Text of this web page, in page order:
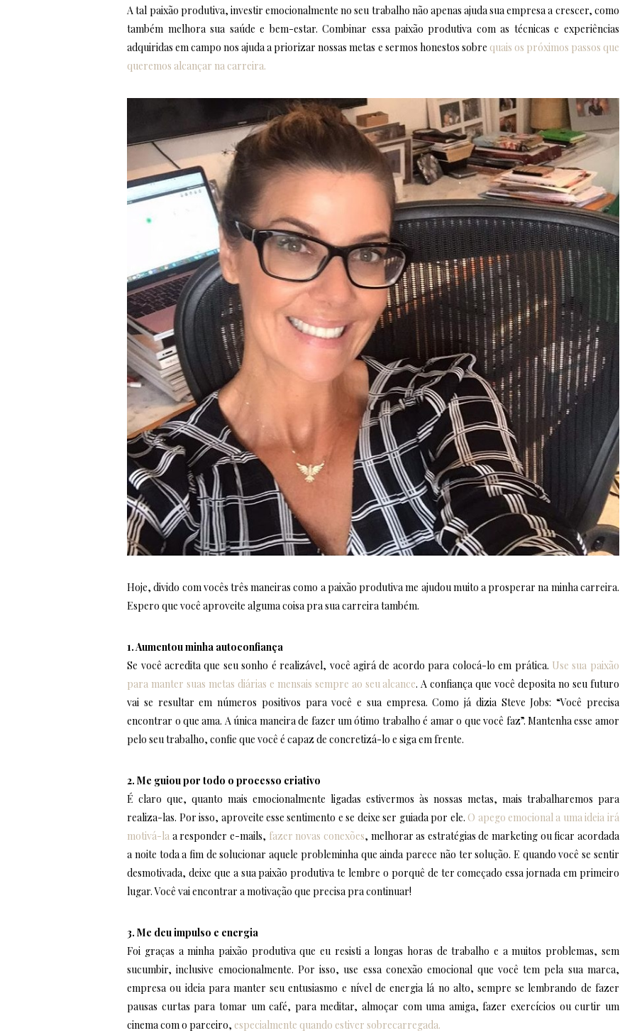
A tal paixão produtiva, investir emocionalmente no seu trabalho não apenas ajuda sua empresa a crescer, como
também melhora sua saúde e bem-estar. Combinar essa paixão produtiva com as técnicas e experiências
adquiridas em campo nos ajuda a priorizar nossas metas e sermos honestos sobre quais os próximos passos que
queremos alcançar na carreira.
Hoje, divido com vocês três maneiras como a paixão produtiva me ajudou muito a prosperar na minha carreira.
Espero que você aproveite alguma coisa pra sua carreira também.
1. Aumentou minha autoconfiança
Se você acredita que seu sonho é realizável, você agirá de acordo para colocá-lo em prática. Use sua paixão
para manter suas metas diárias e mensais sempre ao seu alcance. A confiança que você deposita no seu futuro
vai se resultar em números positivos para você e sua empresa. Como já dizia Steve Jobs: “Você precisa
encontrar o que ama. A única maneira de fazer um ótimo trabalho é amar o que você faz”. Mantenha esse amor
pelo seu trabalho, confie que você é capaz de concretizá-lo e siga em frente.
2. Me guiou por todo o processo criativo
É claro que, quanto mais emocionalmente ligadas estivermos às nossas metas, mais trabalharemos para
realiza-las. Por isso, aproveite esse sentimento e se deixe ser guiada por ele. O apego emocional a uma ideia irá
motivá-la a responder e-mails, fazer novas conexões, melhorar as estratégias de marketing ou ficar acordada
a noite toda a fim de solucionar aquele probleminha que ainda parece não ter solução. E quando você se sentir
desmotivada, deixe que a sua paixão produtiva te lembre o porquê de ter começado essa jornada em primeiro
lugar. Você vai encontrar a motivação que precisa pra continuar!
3. Me deu impulso e energia
Foi graças a minha paixão produtiva que eu resisti a longas horas de trabalho e a muitos problemas, sem
sucumbir, inclusive emocionalmente. Por isso, use essa conexão emocional que você tem pela sua marca,
empresa ou ideia para manter seu entusiasmo e nível de energia lá no alto, sempre se lembrando de fazer
pausas curtas para tomar um café, para meditar, almoçar com uma amiga, fazer exercícios ou curtir um
cinema com o parceiro, especialmente quando estiver sobrecarregada.